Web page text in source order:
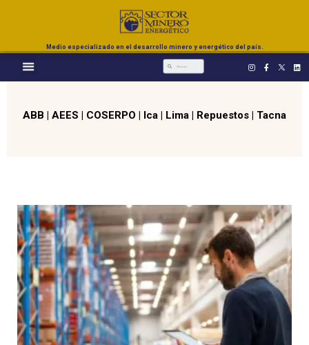
Medio especializado en el desarrollo minero y energético del país.
ABB | AEES | COSERPO | Ica | Lima | Repuestos | Tacna